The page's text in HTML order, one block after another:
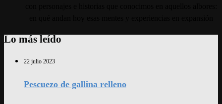
Lo más leído
22 julio 2023
Pescuezo de gallina relleno